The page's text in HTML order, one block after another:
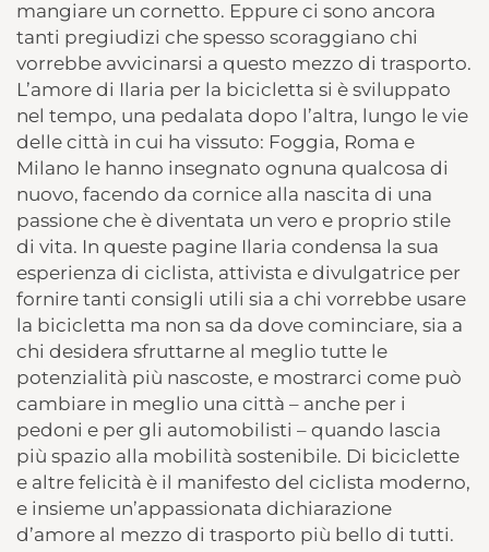
mangiare un cornetto. Eppure ci sono ancora
tanti pregiudizi che spesso scoraggiano chi
vorrebbe avvicinarsi a questo mezzo di trasporto.
L’amore di Ilaria per la bicicletta si è sviluppato
nel tempo, una pedalata dopo l’altra, lungo le vie
delle città in cui ha vissuto: Foggia, Roma e
Milano le hanno insegnato ognuna qualcosa di
nuovo, facendo da cornice alla nascita di una
passione che è diventata un vero e proprio stile
di vita. In queste pagine Ilaria condensa la sua
esperienza di ciclista, attivista e divulgatrice per
fornire tanti consigli utili sia a chi vorrebbe usare
la bicicletta ma non sa da dove cominciare, sia a
chi desidera sfruttarne al meglio tutte le
potenzialità più nascoste, e mostrarci come può
cambiare in meglio una città – anche per i
pedoni e per gli automobilisti – quando lascia
più spazio alla mobilità sostenibile. Di biciclette
e altre felicità è il manifesto del ciclista moderno,
e insieme un’appassionata dichiarazione
d’amore al mezzo di trasporto più bello di tutti.